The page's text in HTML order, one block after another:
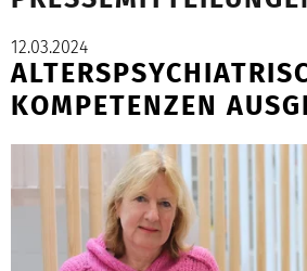
12.03.2024
KOMPETENZEN